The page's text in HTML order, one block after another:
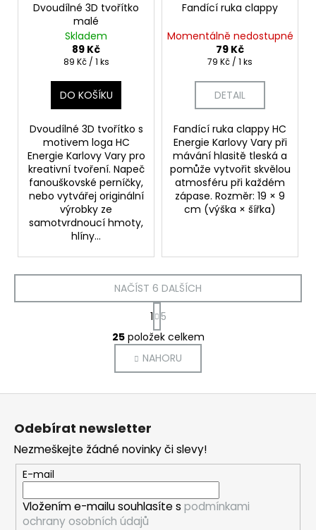
Dvoudílné 3D tvořítko
malé
Skladem
89 Kč
Měrná
89 Kč / 1 ks
DO KOŠÍKU
Dvoudílné 3D tvořítko s
motivem loga HC
Energie Karlovy Vary pro
kreativní tvoření. Napeč
fanouškovské perníčky,
nebo vytvářej originální
výrobky ze
samotvrdnoucí hmoty,
hlíny...
Fandící ruka clappy
Momentálně nedostupné
79 Kč
Měrná
79 Kč / 1 ks
DETAIL
Fandící ruka clappy HC
Energie Karlovy Vary při
mávání hlasitě tleská a
pomůže vytvořit skvělou
atmosféru při každém
zápase. Rozměr: 19 × 9
cm (výška × šířka)
O
v
l
á
d
p
r
v
k
y
NAČÍST 6 DALŠÍCH
S
t
r
á
n
k
o
í
1 5
25položek celkem
NAHORU
Odebírat newsletter
Nezmeškejte žádné novinky či slevy!
E-mail
Vložením e-mailu souhlasíte s podmínkami
ochrany osobních údajů